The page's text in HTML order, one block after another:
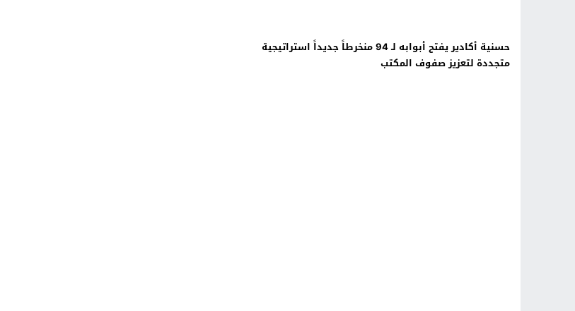
حسنية أكادير يفتح أبوابه لـ 94 منخرطاً جديداً استراتيجية
متجددة لتعزيز صفوف المكتب